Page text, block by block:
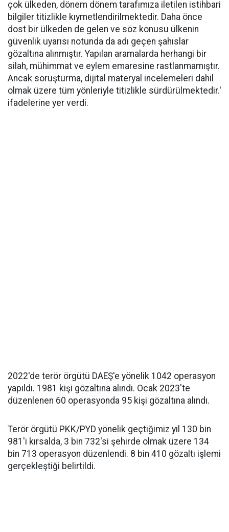
çok ülkeden, dönem dönem tarafımıza iletilen istihbari
bilgiler titizlikle kıymetlendirilmektedir. Daha önce
dost bir ülkeden de gelen ve söz konusu ülkenin
güvenlik uyarısı notunda da adı geçen şahıslar
gözaltına alınmıştır. Yapılan aramalarda herhangi bir
silah, mühimmat ve eylem emaresine rastlanmamıştır.
Ancak soruşturma, dijital materyal incelemeleri dahil
olmak üzere tüm yönleriyle titizlikle sürdürülmektedir.'
ifadelerine yer verdi.
2022'de terör örgütü DAEŞ'e yönelik 1042 operasyon
yapıldı. 1981 kişi gözaltına alındı. Ocak 2023'te
düzenlenen 60 operasyonda 95 kişi gözaltına alındı.
Terör örgütü PKK/PYD yönelik geçtiğimiz yıl 130 bin
981'i kırsalda, 3 bin 732'si şehirde olmak üzere 134
bin 713 operasyon düzenlendi. 8 bin 410 gözaltı işlemi
gerçekleştiği belirtildi.